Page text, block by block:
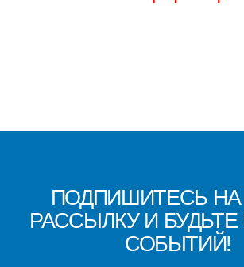
ПОДПИШИТЕСЬ
РАССЫЛКУ И БУДЬТЕ
СОБЫТИЙ!